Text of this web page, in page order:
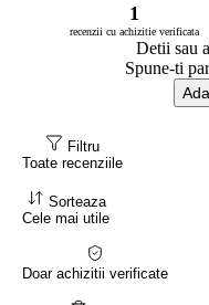
1
recenzii cu achizitie verificata
Detii sau
Spune-ti
Filtru
Toate recenziile
Sorteaza
Cele mai utile
Doar achizitii verificate